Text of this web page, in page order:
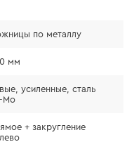
покрытие
обеспечивает
частей;
по металлу
мм
усиленные, сталь
Mo
+ закругление